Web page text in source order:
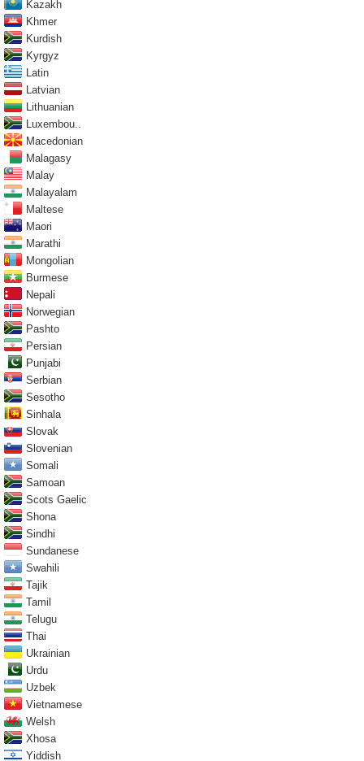
Kazakh
Khmer
Kurdish
Kyrgyz
Latin
Latvian
Lithuanian
Luxembou..
Macedonian
Malagasy
Malay
Malayalam
Maltese
Maori
Marathi
Mongolian
Burmese
Nepali
Norwegian
Pashto
Persian
Punjabi
Serbian
Sesotho
Sinhala
Slovak
Slovenian
Somali
Samoan
Scots Gaelic
Shona
Sindhi
Sundanese
Swahili
Tajik
Tamil
Telugu
Thai
Ukrainian
Urdu
Uzbek
Vietnamese
Welsh
Xhosa
Yiddish